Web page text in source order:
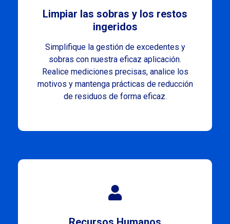
Limpiar las sobras y los restos
ingeridos
Simplifique la gestión de excedentes y
sobras con nuestra eficaz aplicación.
Realice mediciones precisas, analice los
motivos y mantenga prácticas de reducción
de residuos de forma eficaz.